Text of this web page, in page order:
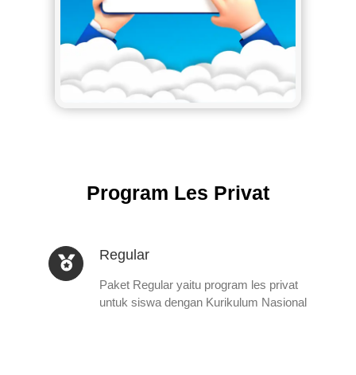
Program Les Privat
Regular
Paket Regular yaitu program les privat
untuk siswa dengan Kurikulum Nasional